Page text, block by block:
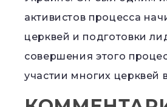
активистов процесса
церквей и подготовки
совершения этого
участии многих церквей